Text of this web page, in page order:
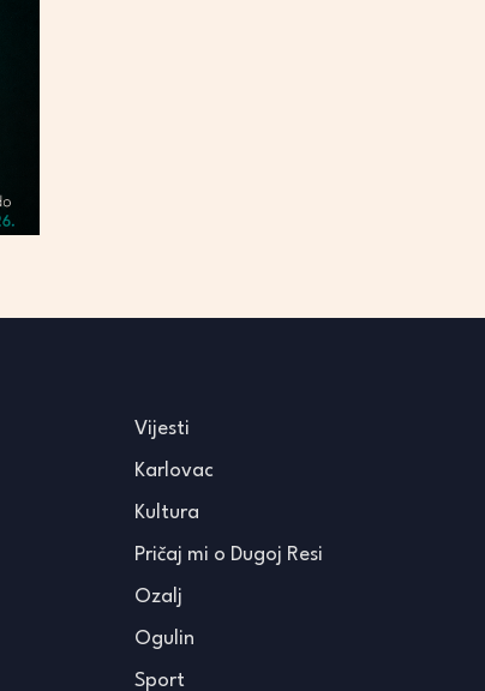
Vijesti
Karlovac
Kultura
Pričaj mi o Dugoj Resi
Ozalj
Ogulin
Sport